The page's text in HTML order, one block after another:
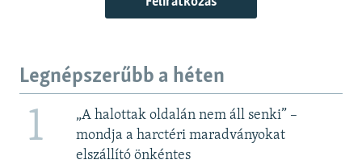
Legnépszerűbb a héten
1
„A halottak oldalán nem áll senki” –
mondja a harctéri maradványokat
elszállító önkéntes